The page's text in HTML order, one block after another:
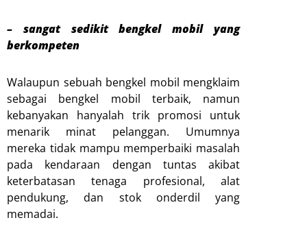
– sangat sedikit bengkel mobil yang
berkompeten
Walaupun sebuah bengkel mobil mengklaim
sebagai bengkel mobil terbaik, namun
kebanyakan hanyalah trik promosi untuk
menarik minat pelanggan. Umumnya
mereka tidak mampu memperbaiki masalah
pada kendaraan dengan tuntas akibat
keterbatasan tenaga profesional, alat
pendukung, dan stok onderdil yang
memadai.